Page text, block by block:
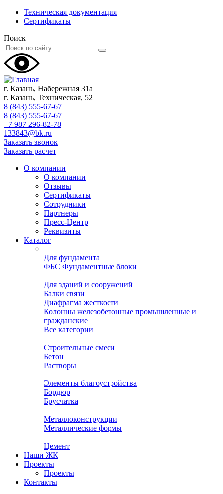
Техническая документация
Сертификаты
Поиск
г. Казань, Набережная 31а
г. Казань, Техническая, 52
8 (843) 555-67-67
8 (843) 555-67-67
+7 987 296-82-78
133843@bk.ru
Заказать звонок
Заказать расчет
О компании
О компании
Отзывы
Сертификаты
Сотрудники
Партнеры
Пресс-Центр
Реквизиты
Каталог
Для фундамента
ФБС Фундаментные блоки
Для зданий и сооружений
Балки связи
Диафрагма жесткости
Колонны железобетонные промышленные и
гражданские
Все категории
Строительные смеси
Бетон
Растворы
Элементы благоустройства
Бордюр
Брусчатка
Металлоконструкции
Металлические формы
Цемент
Наши ЖК
Проекты
Проекты
Контакты